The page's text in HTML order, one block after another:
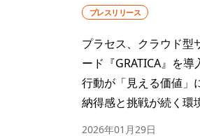
プレスリリース
プラセス、クラウド型
ード『GRATICA』を導
行動が「見える価値」
納得感と挑戦が続く環
2026年01月29日